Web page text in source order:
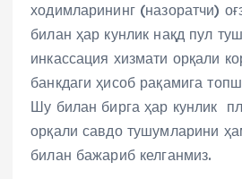
ходимларининг (назоратчи)
билан ҳар кунлик нақд пул
инкассация хизмати орқали
банкдаги ҳисоб рақамига
Шу билан бирга ҳар кунлик
орқали савдо тушумларини
билан бажариб келганмиз.